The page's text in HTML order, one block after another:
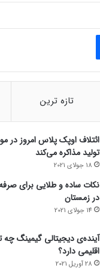
تازه ترین
ائتلاف اوپک پلاس امروز در
تولید مذاکره می‌کند
18 جولای 2021
نکات ساده و طلایی برای
در زمستان
14 جولای 2021
آینده‌ی دیجیتالی گیمینگ چه
اقلیمی دارد؟
28 آوریل 2021